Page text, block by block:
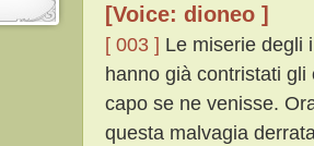
[Voice: dioneo ]
[ 003 ] Le miserie degli
hanno già contristati
capo se ne venisse.
questa malvagia